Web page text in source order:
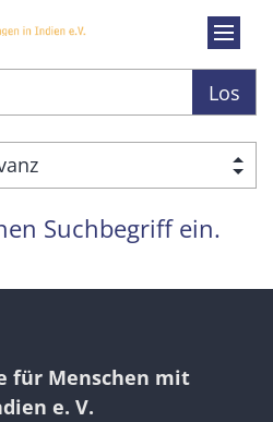
Los
Suchbegriff ein.
für Menschen mit
e. V.